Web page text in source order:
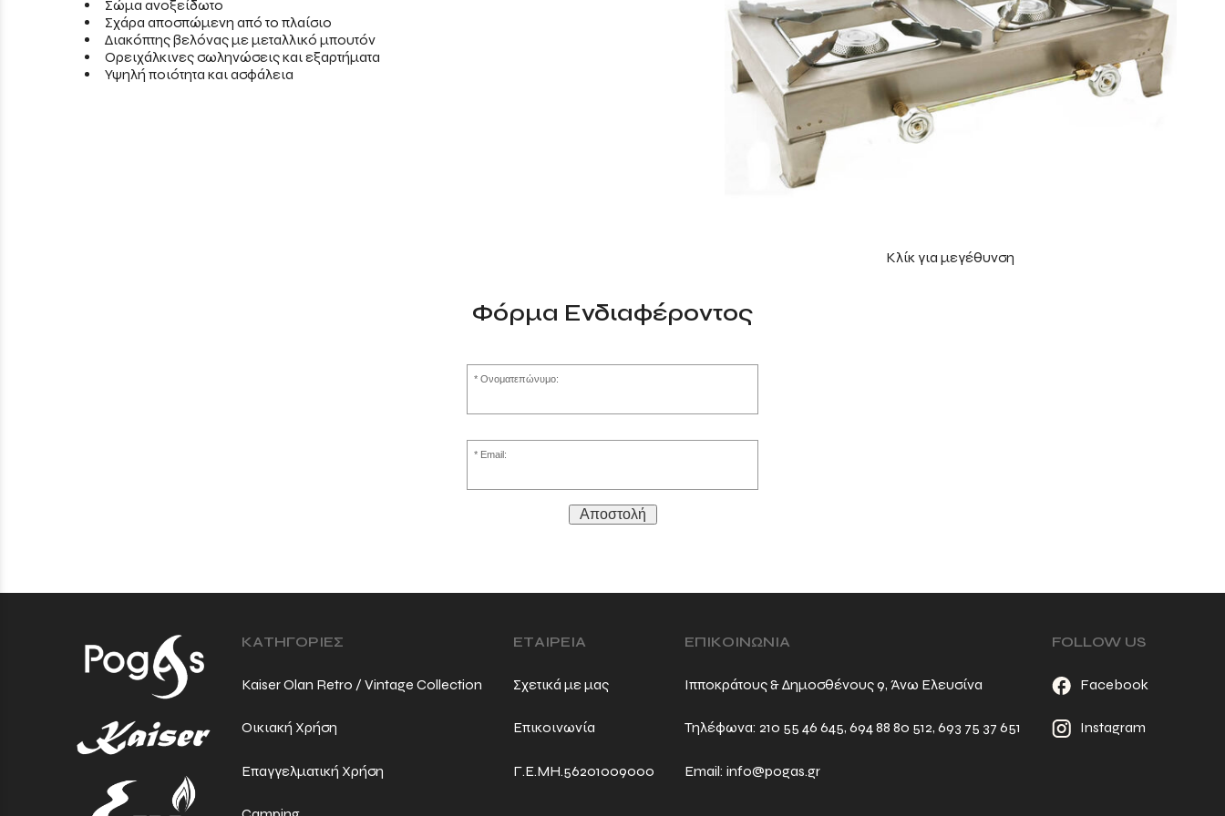
Σώμα ανοξείδωτο
Σχάρα αποσπώμενη από το πλαίσιο
Διακόπτης βελόνας με μεταλλικό μπουτόν
Ορειχάλκινες σωληνώσεις και εξαρτήματα
Υψηλή ποιότητα και ασφάλεια
Κλίκ για μεγέθυνση
Φόρμα Ενδιαφέροντος
Ονοματεπώνυμο:
Email:
Αποστολή
ΚΑΤΗΓΟΡΙΕΣ
Kaiser Olan Retro / Vintage Collection
Οικιακή Χρήση
Επαγγελματική Χρήση
ΕΤΑΙΡΕΙΑ
Σχετικά με μας
Επικοινωνία
Γ.Ε.ΜΗ.56201009000
ΕΠΙΚΟΙΝΩΝΙΑ
Ιπποκράτους & Δημοσθένους 9, Άνω Ελευσίνα
Τηλέφωνα: 210 55 46 645,694 88 80 512,693 75 37 651
Email:info@pogas.gr
FOLLOW US
Facebook
Instagram